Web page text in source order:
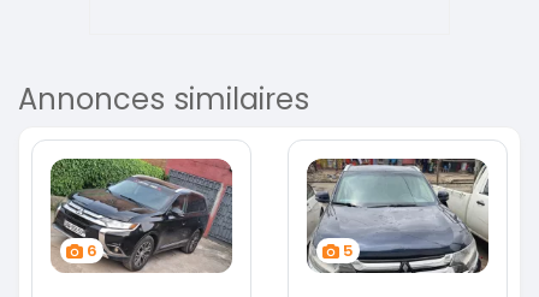
Annonces similaires
6 5